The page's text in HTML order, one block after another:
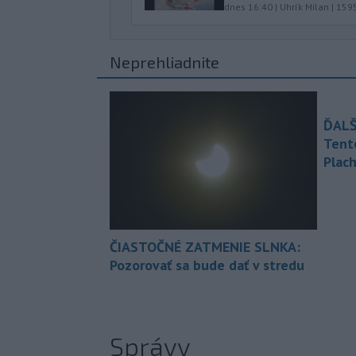
dnes 16:40 | Uhrík Milan | 1595
Neprehliadnite
ČIASTOČNÉ ZATMENIE SLNKA:
Pozorovať sa bude dať v stredu
Správy